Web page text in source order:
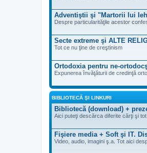
Adventiştii şi "Martorii lui
Despre particularităţile acestor
Secte extreme şi ALTE
Tot ce nu ţine de creştinism
Ortodoxia pentru ne-
Expunerea învăţăturii de credinţă
BIBLIOTECĂ ŞI LINKURI
Bibliotecă (download) +
Aici puteţi descărca diferite cărţi şi
Fişiere media + Soft şi IT.
Video, audio, imagini ş.a. Tot aici